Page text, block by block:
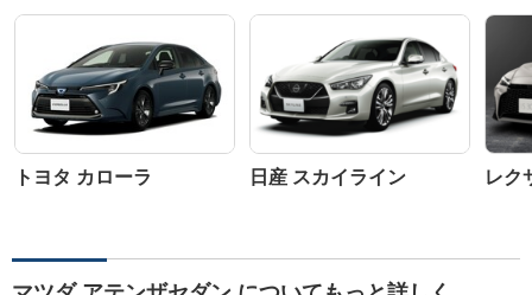
トヨタ カローラ 日産 スカイライン レク